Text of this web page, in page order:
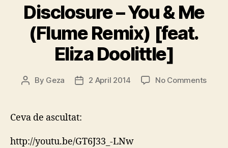
Disclosure – You & Me
(Flume Remix) [feat.
Eliza Doolittle]
Post
By Geza
Post2 April 2014 No Commentson
Ceva de ascultat:
http://youtu.be/GT6J33_-LNw